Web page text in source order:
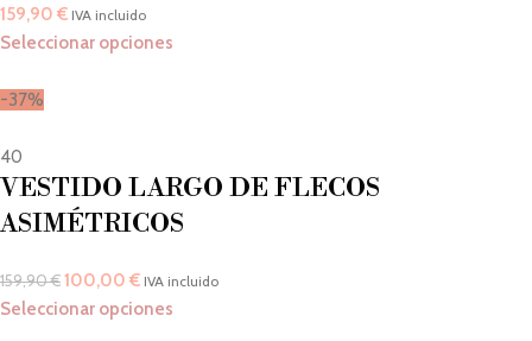
159,90 € IVA incluido
Seleccionar opciones
-37%
40
VESTIDO LARGO DE FLECOS
ASIMÉTRICOS
159,90€100,00 € IVA incluido
Seleccionar opciones